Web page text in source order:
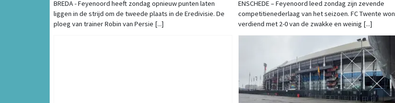
MET NAC
BREDA - Feyenoord heeft zondag opnieuw punten laten
liggen in de strijd om de tweede plaats in de Eredivisie. De
ploeg van trainer Robin van Persie [...]
ENSCHEDE – Feyenoord leed zondag zijn zevende
competitienederlaag van het seizoen. FC Twente won
verdiend met 2-0 van de zwakke en weinig [...]